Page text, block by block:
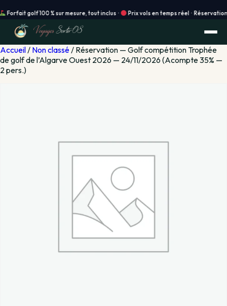
golf 100 % sur mesure, tout inclus · Prix vols en temps réel · Réservation
Accueil/ Non classé/ Réservation — Golf compétition Trophée
de golf de l’Algarve Ouest 2026 — 24/11/2026 (Acompte 35% —
2 pers.)